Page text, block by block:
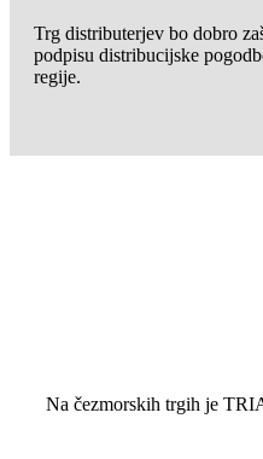
Trg distributerjev bo dobro
podpisu distribucijske
regije.
Na čezmorskih trgih je